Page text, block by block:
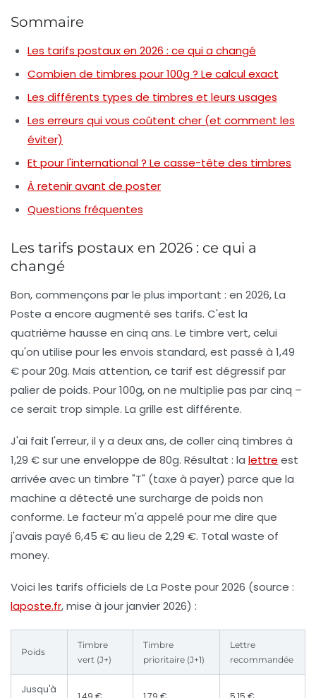
Sommaire
Les tarifs postaux en 2026 : ce qui a changé
Combien de timbres pour 100g ? Le calcul exact
Les différents types de timbres et leurs usages
Les erreurs qui vous coûtent cher (et comment les
éviter)
Et pour l'international ? Le casse-tête des timbres
À retenir avant de poster
Questions fréquentes
Les tarifs postaux en 2026 : ce qui a
changé
Bon, commençons par le plus important : en 2026, La
Poste a encore augmenté ses tarifs. C'est la
quatrième hausse en cinq ans. Le timbre vert, celui
qu'on utilise pour les envois standard, est passé à 1,49
€ pour 20g. Mais attention, ce tarif est dégressif par
palier de poids. Pour 100g, on ne multiplie pas par cinq –
ce serait trop simple. La grille est différente.
J'ai fait l'erreur, il y a deux ans, de coller cinq timbres à
1,29 € sur une enveloppe de 80g. Résultat : la lettre est
arrivée avec un timbre "T" (taxe à payer) parce que la
machine a détecté une surcharge de poids non
conforme. Le facteur m'a appelé pour me dire que
j'avais payé 6,45 € au lieu de 2,29 €. Total waste of
money.
Voici les tarifs officiels de La Poste pour 2026 (source :
laposte.fr, mise à jour janvier 2026) :
Poids
Timbre
vert (J+)
Timbre
prioritaire (J+1)
Lettre
recommandée
Jusqu'à